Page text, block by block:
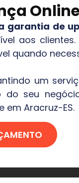
garantia de
aos
quando
um
seu
em Aracruz-ES.